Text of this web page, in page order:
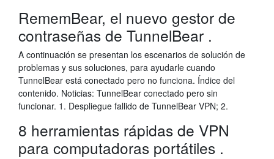
RememBear, el nuevo gestor de
contraseñas de TunnelBear .
A continuación se presentan los escenarios de solución de
problemas y sus soluciones, para ayudarle cuando
TunnelBear está conectado pero no funciona. Índice del
contenido. Noticias: TunnelBear conectado pero sin
funcionar. 1. Despliegue fallido de TunnelBear VPN; 2.
8 herramientas rápidas de VPN
para computadoras portátiles .